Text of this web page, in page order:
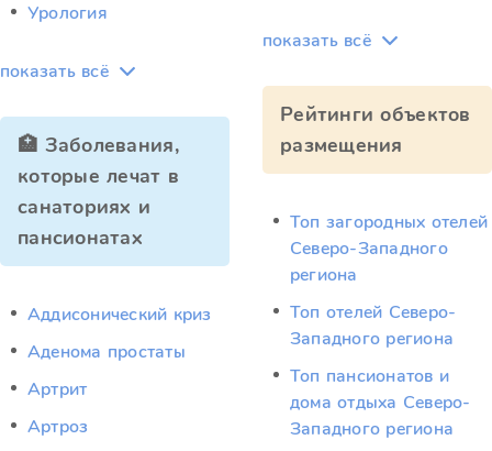
Урология
показать всё
🏥 Заболевания,
которые лечат в
санаториях и
пансионатах
Аддисонический криз
Аденома простаты
Артрит
Артроз
показать всё
Рейтинги объектов
размещения
Топ загородных отелей
Северо-Западного
региона
Топ отелей Северо-
Западного региона
Топ пансионатов и
дома отдыха Северо-
Западного региона